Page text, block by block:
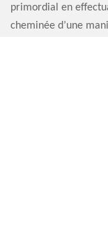
primordial en
cheminée d’une